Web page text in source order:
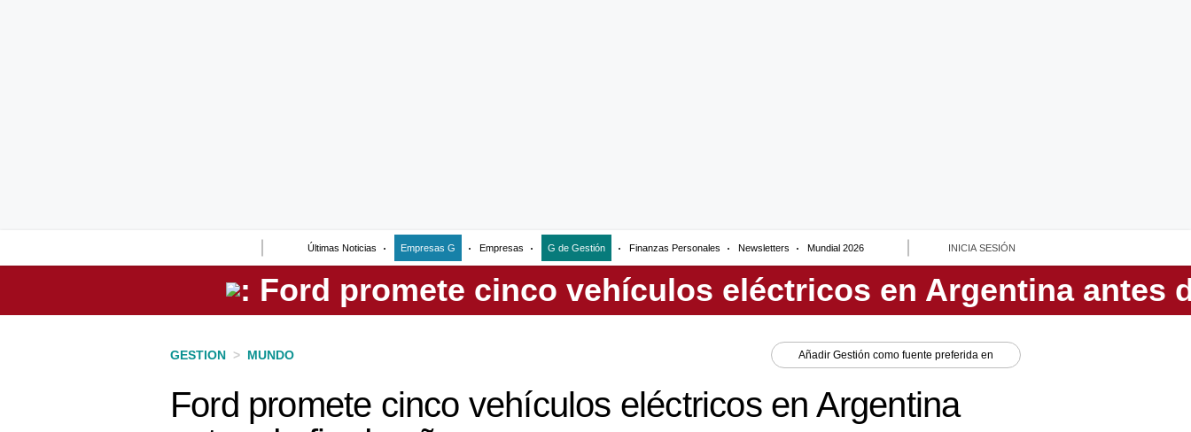
Últimas Noticias Empresas G Empresas G de Gestión Finanzas Personales Newsletters Mundial 2026 INICIA SESIÓN
Perú
GESTION > MUNDO Añadir Gestión como fuente preferida en
Ford promete cinco vehículos eléctricos en Argentina